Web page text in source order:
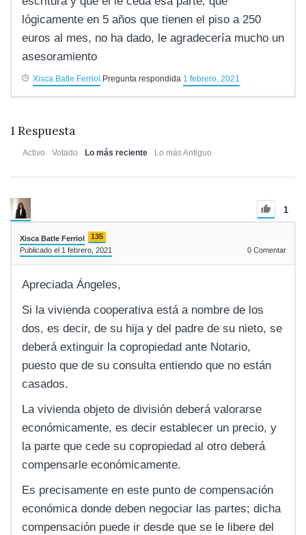
lógicamente en 5 años que tienen el piso a 250
euros al mes, no ha dado, le agradecería mucho un
asesoramiento
Xisca Batle Ferriol Pregunta respondida 1 febrero, 2021
1 Respuesta
Activo Votado Lo más reciente Lo más Antiguo
1
Xisca Batle Ferriol
135
Publicado el 1 febrero, 2021
0 Comentar
Apreciada Ángeles,
Si la vivienda cooperativa está a nombre de los
dos, es decir, de su hija y del padre de su nieto, se
deberá extinguir la copropiedad ante Notario,
puesto que de su consulta entiendo que no están
casados.
La vivienda objeto de división deberá valorarse
económicamente, es decir establecer un precio, y
la parte que cede su copropiedad al otro deberá
compensarle económicamente.
Es precisamente en este punto de compensación
económica donde deben negociar las partes; dicha
compensación puede ir desde que se le libere del